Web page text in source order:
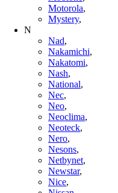
Motorola,
Mystery,
N
Nad,
Nakamichi,
Nakatomi,
Nash,
National,
Nec,
Neo,
Neoclima,
Neoteck,
Nero,
Nesons,
Netbynet,
Newstar,
Nice,